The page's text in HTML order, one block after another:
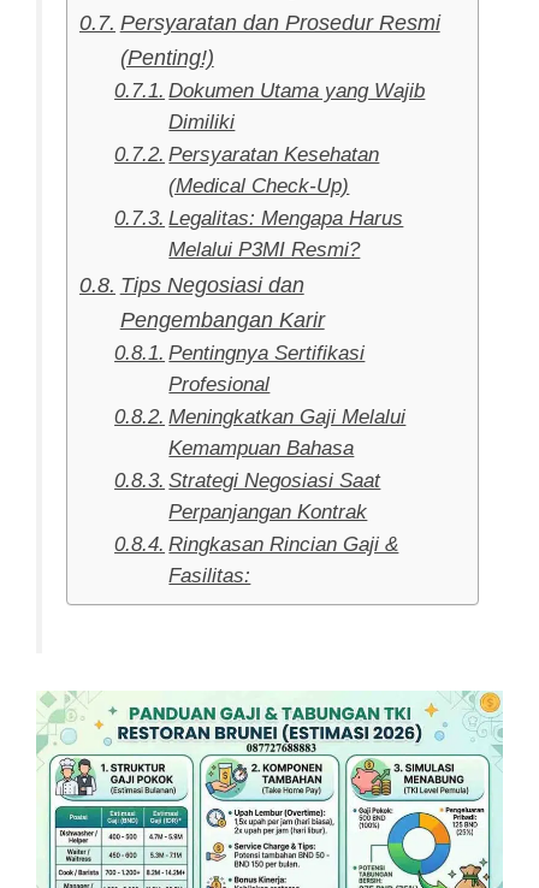
Persyaratan dan Prosedur Resmi
(Penting!)
Dokumen Utama yang Wajib
Dimiliki
Persyaratan Kesehatan
(Medical Check-Up)
Legalitas: Mengapa Harus
Melalui P3MI Resmi?
Tips Negosiasi dan
Pengembangan Karir
Pentingnya Sertifikasi
Profesional
Meningkatkan Gaji Melalui
Kemampuan Bahasa
Strategi Negosiasi Saat
Perpanjangan Kontrak
Ringkasan Rincian Gaji &
Fasilitas: